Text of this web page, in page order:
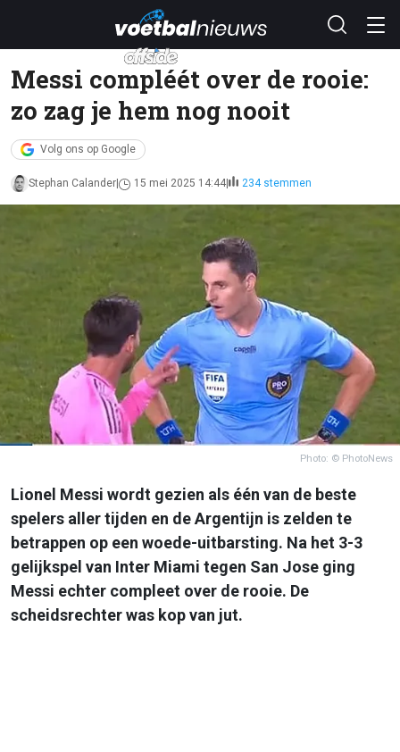
Messi compléét over de rooie:
zo zag je hem nog nooit
Volg ons op Google
Stephan Calander 15 mei 2025 14:44 234 stemmen
Photo: © PhotoNews
Lionel Messi wordt gezien als één van de beste
spelers aller tijden en de Argentijn is zelden te
betrappen op een woede-uitbarsting. Na het 3-3
gelijkspel van Inter Miami tegen San Jose ging
Messi echter compleet over de rooie. De
scheidsrechter was kop van jut.